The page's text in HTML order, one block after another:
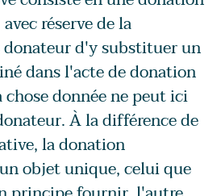
réserve de la
d'y substituer un
dans l'acte de donation
chose donnée ne peut ici
À la différence de
la donation
objet unique, celui que